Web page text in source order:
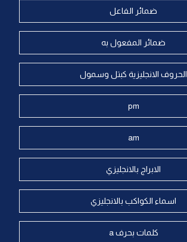
ضمائر الفاعل
ضمائر المفعول به
الحروف الانجليزية كبتل وسمول
pm
am
الابراج بالانجليزي
اسماء الكواكب بالانجليزي
كلمات بحرف a